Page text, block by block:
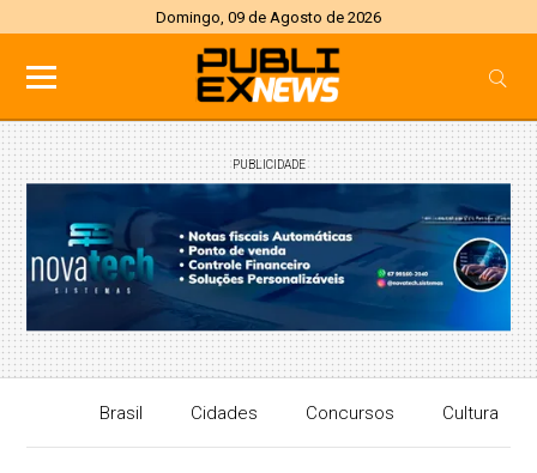
Domingo, 09 de Agosto de 2026
PUBLICIDADE
Brasil Cidades Concursos Cultura